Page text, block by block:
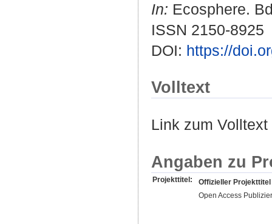
In: Ecosphere.
ISSN 2150-8925
DOI: https://
Volltext
Link zum
Angaben zu
Projekttitel:
Offizieller Projekttitel
Open Access